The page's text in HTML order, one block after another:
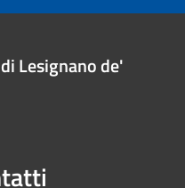
Lesignano de'